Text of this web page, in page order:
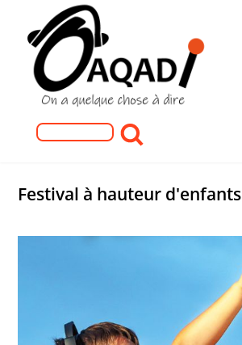
Formulaire de recherche
Rechercher
Festival à hauteur d'enfants
560x315_gosse_a_hauteur.jpg